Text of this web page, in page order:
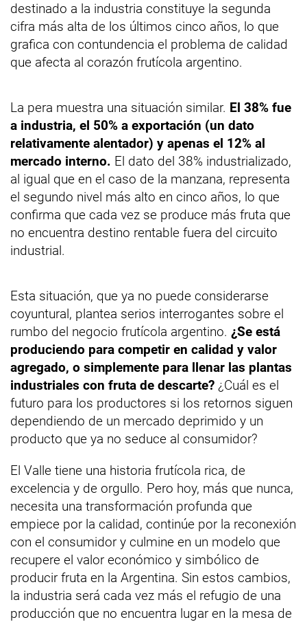
destinado a la industria constituye la segunda
cifra más alta de los últimos cinco años, lo que
grafica con contundencia el problema de calidad
que afecta al corazón frutícola argentino.
La pera muestra una situación similar. El 38% fue
a industria, el 50% a exportación (un dato
relativamente alentador) y apenas el 12% al
mercado interno. El dato del 38% industrializado,
al igual que en el caso de la manzana, representa
el segundo nivel más alto en cinco años, lo que
confirma que cada vez se produce más fruta que
no encuentra destino rentable fuera del circuito
industrial.
Esta situación, que ya no puede considerarse
coyuntural, plantea serios interrogantes sobre el
rumbo del negocio frutícola argentino. ¿Se está
produciendo para competir en calidad y valor
agregado, o simplemente para llenar las plantas
industriales con fruta de descarte? ¿Cuál es el
futuro para los productores si los retornos siguen
dependiendo de un mercado deprimido y un
producto que ya no seduce al consumidor?
El Valle tiene una historia frutícola rica, de
excelencia y de orgullo. Pero hoy, más que nunca,
necesita una transformación profunda que
empiece por la calidad, continúe por la reconexión
con el consumidor y culmine en un modelo que
recupere el valor económico y simbólico de
producir fruta en la Argentina. Sin estos cambios,
la industria será cada vez más el refugio de una
producción que no encuentra lugar en la mesa de